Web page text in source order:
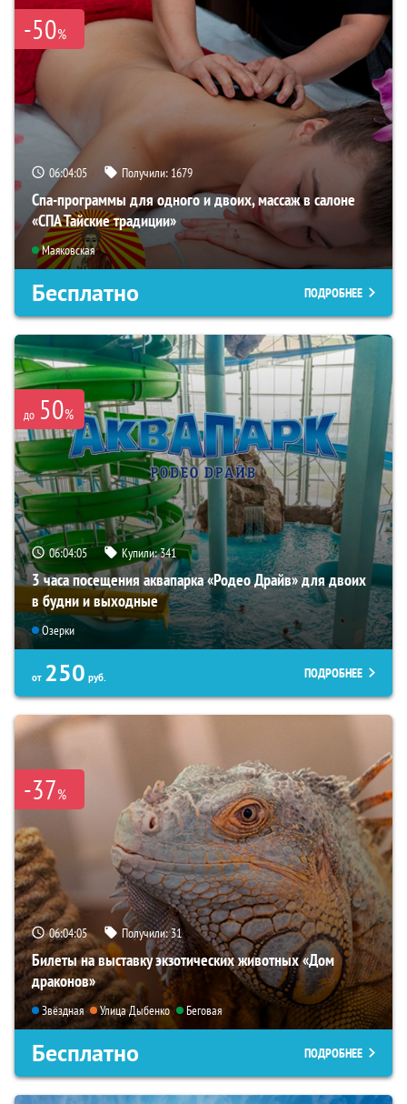
-50%
06:04:04 Получили: 1679
Спа-программы для одного и двоих, массаж в салоне
«СПА Тайские традиции»
Маяковская
Бесплатно ПОДРОБНЕЕ
до 50%
06:04:04 Купили:341
3 часа посещения аквапарка «Родео Драйв» для двоих
в будни и выходные
Озерки
от 250 руб. ПОДРОБНЕЕ
-37%
06:04:04 Получили:31
Билеты на выставку экзотических животных «Дом
драконов»
Звёздная Улица Дыбенко Беговая
Бесплатно ПОДРОБНЕЕ